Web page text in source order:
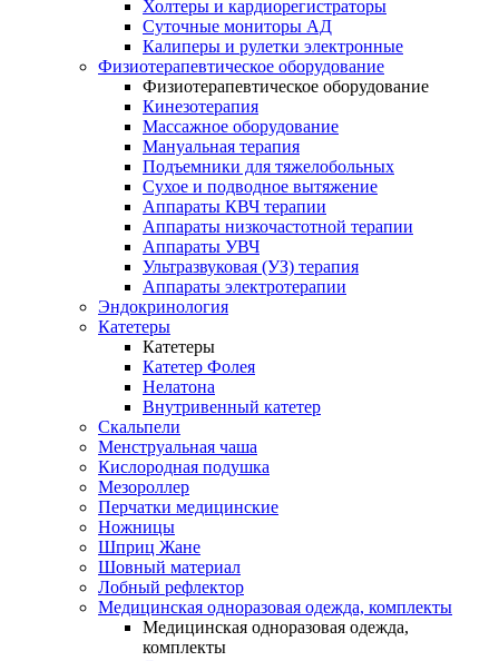
Холтеры и кардиорегистраторы
Суточные мониторы АД
Калиперы и рулетки электронные
Физиотерапевтическое оборудование
Физиотерапевтическое оборудование
Кинезотерапия
Массажное оборудование
Мануальная терапия
Подъемники для тяжелобольных
Сухое и подводное вытяжение
Аппараты КВЧ терапии
Аппараты низкочастотной терапии
Аппараты УВЧ
Ультразвуковая (УЗ) терапия
Аппараты электротерапии
Эндокринология
Катетеры
Катетеры
Катетер Фолея
Нелатона
Внутривенный катетер
Скальпели
Менструальная чаша
Кислородная подушка
Мезороллер
Перчатки медицинские
Ножницы
Шприц Жане
Шовный материал
Лобный рефлектор
Медицинская одноразовая одежда, комплекты
Медицинская одноразовая одежда,
комплекты